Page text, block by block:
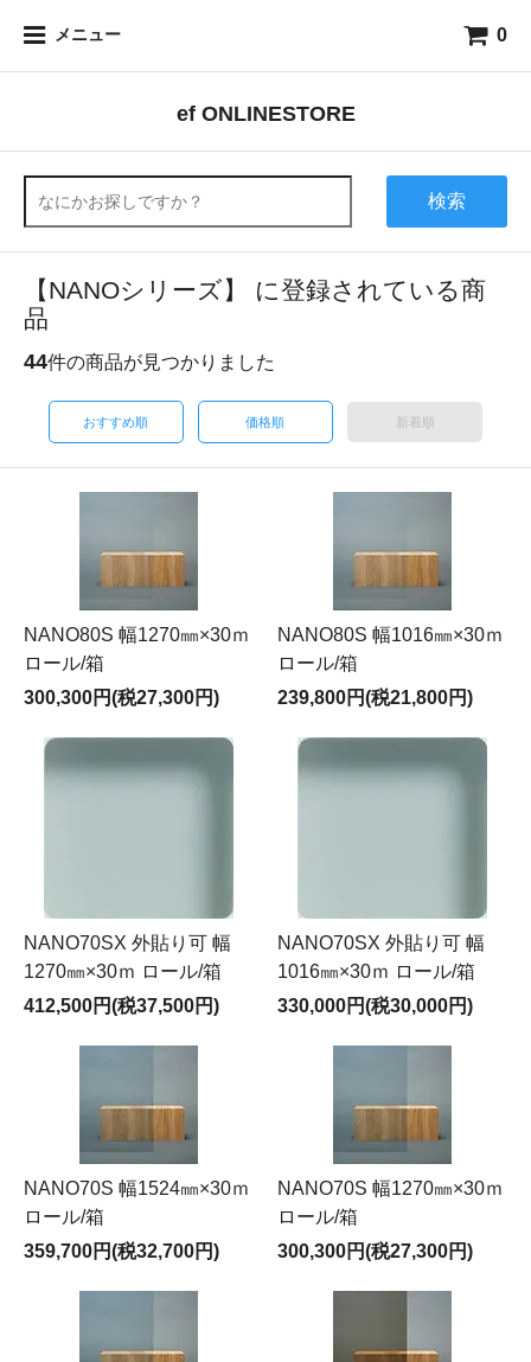
メニュー 0
ef ONLINESTORE
検索
【NANOシリーズ】 に登録されている商
品
44件の商品が見つかりました
おすすめ順 価格順 新着順
NANO80S 幅1270㎜×30ｍ
ロール/箱
300,300円(税27,300円)
NANO80S 幅1016㎜×30ｍ
ロール/箱
239,800円(税21,800円)
NANO70SX 外貼り可 幅
1270㎜×30ｍ ロール/箱
412,500円(税37,500円)
NANO70SX 外貼り可 幅
1016㎜×30ｍ ロール/箱
330,000円(税30,000円)
NANO70S 幅1524㎜×30ｍ
ロール/箱
359,700円(税32,700円)
NANO70S 幅1270㎜×30ｍ
ロール/箱
300,300円(税27,300円)